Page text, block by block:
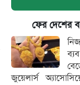
ফের দেশের
জুয়েলার্স